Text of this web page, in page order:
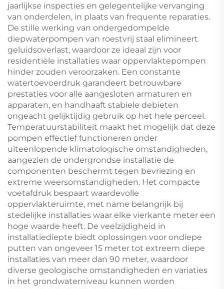
jaarlijkse inspecties en gelegentelijke vervanging
van onderdelen, in plaats van frequente reparaties.
De stille werking van ondergedompelde
diepwaterpompen van roestvrij staal elimineert
geluidsoverlast, waardoor ze ideaal zijn voor
residentiële installaties waar oppervlaktepompen
hinder zouden veroorzaken. Een constante
watertoevoerdruk garandeert betrouwbare
prestaties voor alle aangesloten armaturen en
apparaten, en handhaaft stabiele debieten
ongeacht gelijktijdig gebruik op het hele perceel.
Temperatuurstabiliteit maakt het mogelijk dat deze
pompen effectief functioneren onder
uiteenlopende klimatologische omstandigheden,
aangezien de ondergrondse installatie de
componenten beschermt tegen bevriezing en
extreme weersomstandigheden. Het compacte
voetafdruk bespaart waardevolle
oppervlakteruimte, met name belangrijk bij
stedelijke installaties waar elke vierkante meter een
hoge waarde heeft. De veelzijdigheid in
installatiediepte biedt oplossingen voor ondiepe
putten van ongeveer 15 meter tot extreem diepe
installaties van meer dan 90 meter, waardoor
diverse geologische omstandigheden en variaties
in het grondwaterniveau kunnen worden